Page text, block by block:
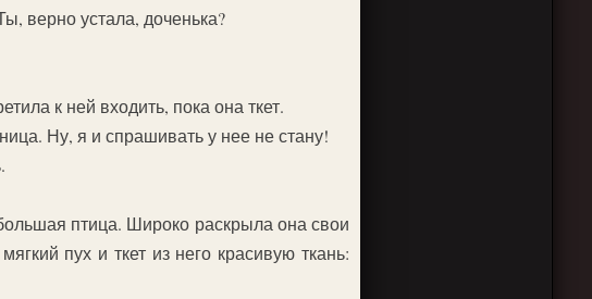
верно устала, доченька?
к ней входить, пока она ткет.
Ну, я и спрашивать у нее не стану!
птица. Широко раскрыла она свои
пух и ткет из него красивую ткань: